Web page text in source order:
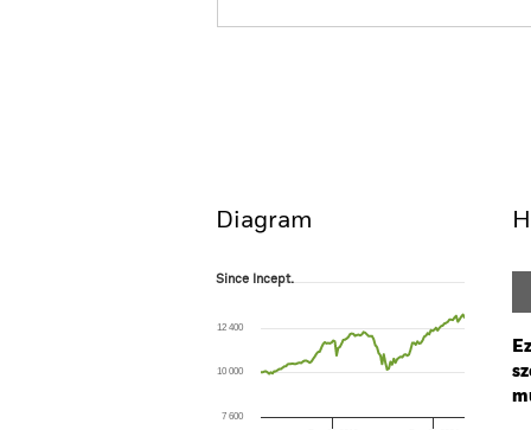
Diagram
Since Incept.
The chart has 1 X axis displaying Time.
The chart has 1 Y axis displaying values.
Since Incept.
7 600
10 000
12 400